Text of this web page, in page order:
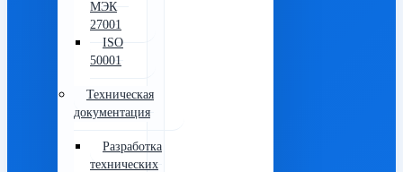
МЭК
27001
ISO
50001
Техническая
документация
Разработка
технических